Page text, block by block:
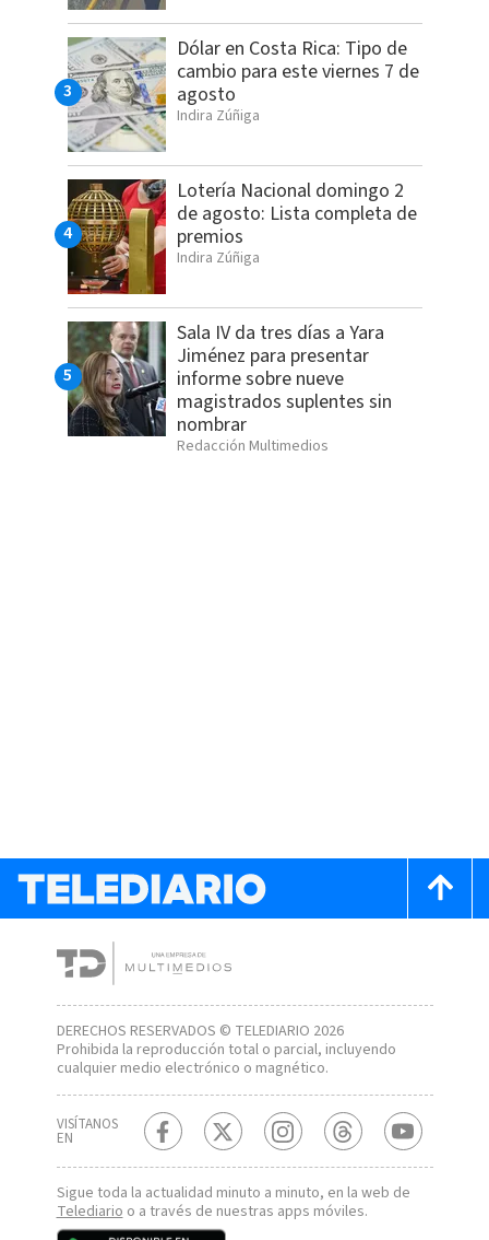
Dólar en Costa Rica: Tipo de
cambio para este viernes 7 de
agosto
Indira Zúñiga
Lotería Nacional domingo 2
de agosto: Lista completa de
premios
Indira Zúñiga
Sala IV da tres días a Yara
Jiménez para presentar
informe sobre nueve
magistrados suplentes sin
nombrar
Redacción Multimedios
DERECHOS RESERVADOS © TELEDIARIO 2026
Prohibida la reproducción total o parcial, incluyendo
cualquier medio electrónico o magnético.
VISÍTANOS
EN
Sigue toda la actualidad minuto a minuto, en la web de
Telediarioo a través de nuestras apps móviles.